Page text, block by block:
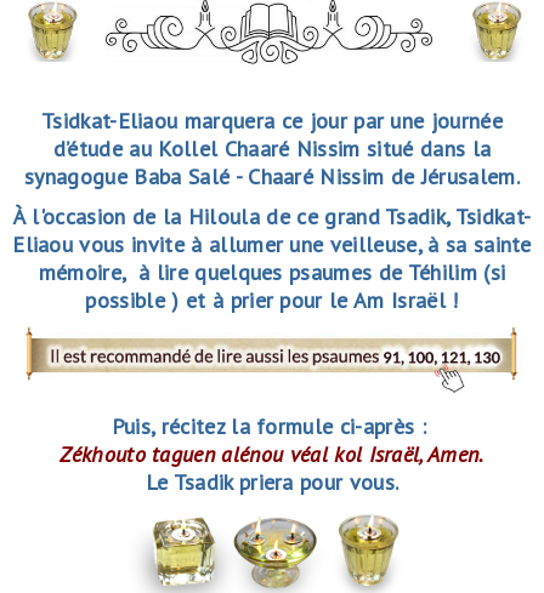
Tsidkat-Eliaou marquera ce jour par une journée
d’étude au Kollel Chaaré Nissim situé dans la
synagogue Baba Salé - Chaaré Nissim de Jérusalem.
À l'occasion de la Hiloula de ce grand Tsadik, Tsidkat-
Eliaou vous invite à allumer une veilleuse, à sa sainte
mémoire, à lire quelques psaumes de Téhilim (si
possible ) et à prier pour le Am Israël !
Puis, récitez la formule ci-après :
Zékhouto taguen alénou véal kol Israël, Amen.
Le Tsadik priera pour vous.